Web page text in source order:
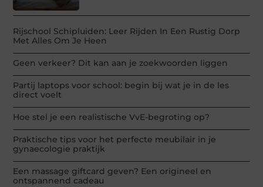
Rijschool Schipluiden: Leer Rijden In Een Rustig Dorp
Met Alles Om Je Heen
Geen verkeer? Dit kan aan je zoekwoorden liggen
Partij laptops voor school: begin bij wat je in de les
direct voelt
Hoe stel je een realistische VvE-begroting op?
Praktische tips voor het perfecte meubilair in je
gynaecologie praktijk
Een massage giftcard geven? Een origineel en
ontspannend cadeau